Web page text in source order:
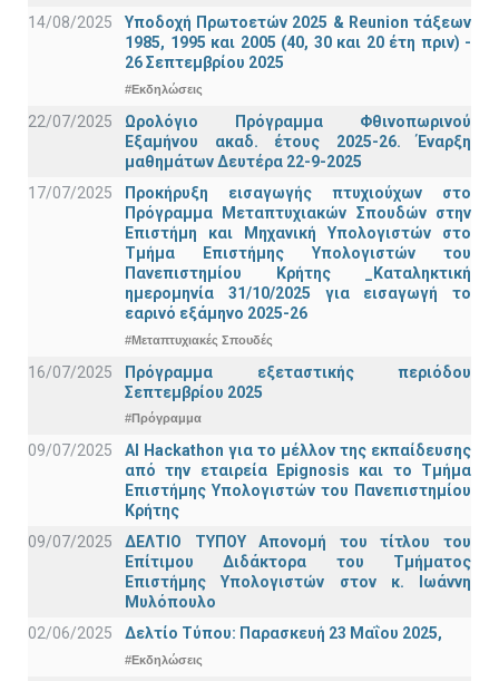
14/08/2025
Υποδοχή Πρωτοετών 2025 & Reunion τάξεων
1985, 1995 και 2005 (40, 30 και 20 έτη πριν) -
26 Σεπτεμβρίου 2025
#Εκδηλώσεις
22/07/2025
Ωρολόγιο Πρόγραμμα Φθινοπωρινού
Εξαμήνου ακαδ. έτους 2025-26. Έναρξη
μαθημάτων Δευτέρα 22-9-2025
17/07/2025
Προκήρυξη εισαγωγής πτυχιούχων στo
Πρόγραμμα Μεταπτυχιακών Σπουδών στην
Επιστήμη και Μηχανική Υπολογιστών στο
Τμήμα Eπιστήμης Υπολογιστών του
Πανεπιστημίου Κρήτης _Καταληκτική
ημερομηνία 31/10/2025 για εισαγωγή το
εαρινό εξάμηνο 2025-26
#Μεταπτυχιακές Σπουδές
16/07/2025
Πρόγραμμα εξεταστικής περιόδου
Σεπτεμβρίου 2025
#Πρόγραμμα
09/07/2025
AI Hackathon για το μέλλον της εκπαίδευσης
από την εταιρεία Epignosis και το Τμήμα
Επιστήμης Υπολογιστών του Πανεπιστημίου
Κρήτης
09/07/2025
ΔΕΛΤΙΟ ΤΥΠΟΥ Απονομή του τίτλου του
Επίτιμου Διδάκτορα του Τμήματος
Επιστήμης Υπολογιστών στον κ. Ιωάννη
Μυλόπουλο
02/06/2025
Δελτίο Τύπου: Παρασκευή 23 Μαΐου 2025,
#Εκδηλώσεις